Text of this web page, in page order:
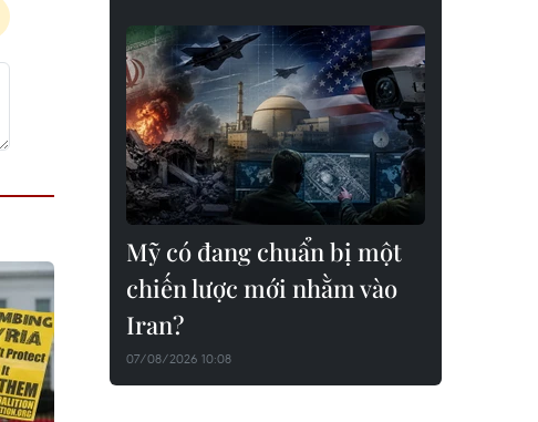
Mỹ có đang chuẩn bị một
chiến lược mới nhằm vào
Iran?
07/08/2026 10:08